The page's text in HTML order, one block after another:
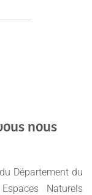
nous
Département du
Naturels